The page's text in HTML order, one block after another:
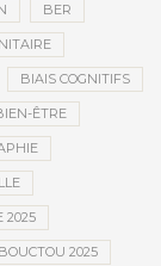
BER
BIAIS COGNITIFS
ÊTRE
2025
2025